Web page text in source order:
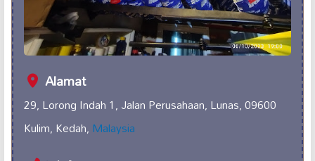
Alamat
29, Lorong Indah 1, Jalan Perusahaan, Lunas, 09600
Kulim, Kedah,Malaysia